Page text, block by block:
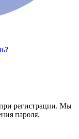
регистрации. Мы
пароля.